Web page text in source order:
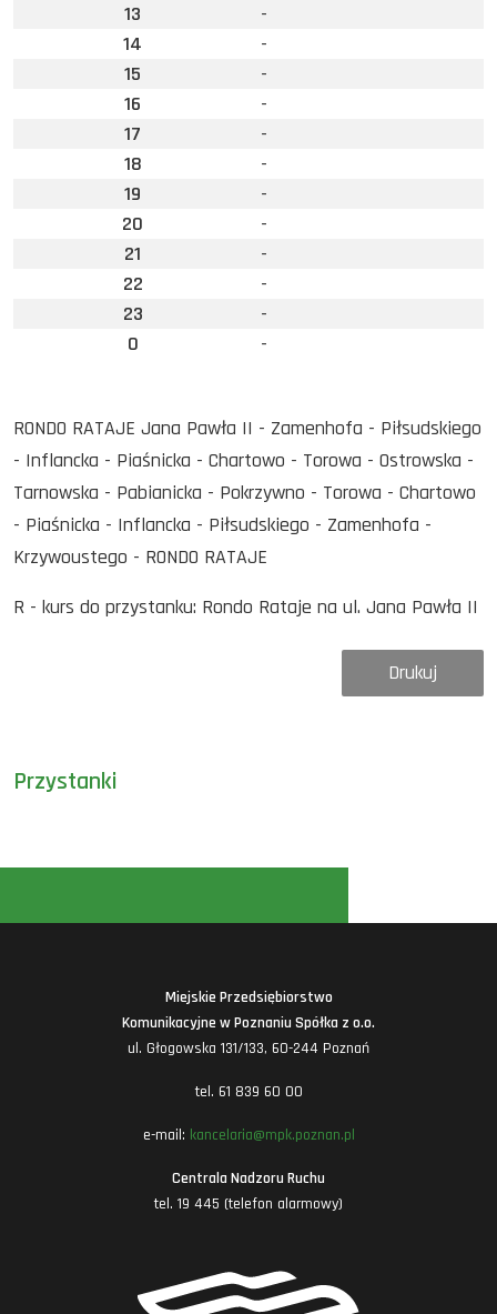
Przystanki
13
-
14
-
15
-
16
-
17
-
18
-
19
-
20
-
21
-
22
-
23
-
0
-
RONDO RATAJE Jana Pawła II - Zamenhofa - Piłsudskiego
- Inflancka - Piaśnicka - Chartowo - Torowa - Ostrowska -
Tarnowska - Pabianicka - Pokrzywno - Torowa - Chartowo
- Piaśnicka - Inflancka - Piłsudskiego - Zamenhofa -
Krzywoustego - RONDO RATAJE
R - kurs do przystanku: Rondo Rataje na ul. Jana Pawła II
Drukuj
Miejskie Przedsiębiorstwo
Komunikacyjne w Poznaniu Spółka z o.o.
ul. Głogowska 131/133, 60-244 Poznań
tel. 61 839 60 00
e-mail: kancelaria@mpk.poznan.pl
Centrala Nadzoru Ruchu
tel. 19 445 (telefon alarmowy)